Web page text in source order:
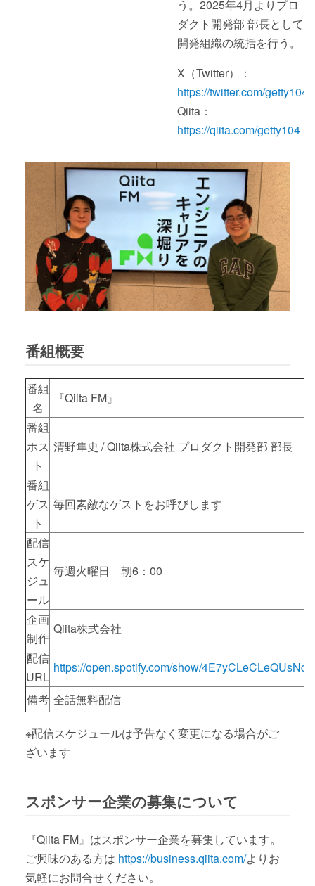
う。2025年4月よりプロ
ダクト開発部 部長として
開発組織の統括を行う。
X（Twitter）：
https://twitter.com/getty104
Qiita：
https://qiita.com/getty104
番組概要
番組
名
『Qiita FM』
番組
ホス
ト
清野隼史 / Qiita株式会社 プロダクト開発部 部長
番組
ゲス
ト
毎回素敵なゲストをお呼びします
配信
スケ
ジュ
ール
毎週火曜日 朝6：00
企画
制作
Qiita株式会社
配信
URL
https://open.spotify.com/show/
備考 全話無料配信
※配信スケジュールは予告なく変更になる場合がご
ざいます
スポンサー企業の募集について
『Qiita FM』はスポンサー企業を募集しています。
ご興味のある方は https://business.qiita.com/よりお
気軽にお問合せください。